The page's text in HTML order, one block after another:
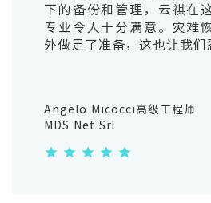
下的备份和管理，云祺在
专业令人十分满意。灾难
外做足了准备，这也让我们
Angelo Micocci高级工程师
MDS Net Srl